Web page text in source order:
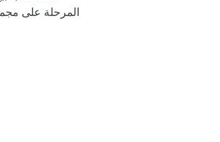
المرحلة على